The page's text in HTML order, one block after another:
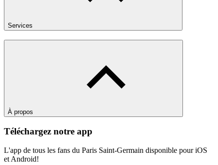
Services
À propos
Téléchargez notre app
L'app de tous les fans du Paris Saint-Germain disponible pour iOS
et Android!